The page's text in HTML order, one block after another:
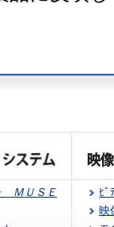
ＭＵＳＥ
ﾋﾞ
映